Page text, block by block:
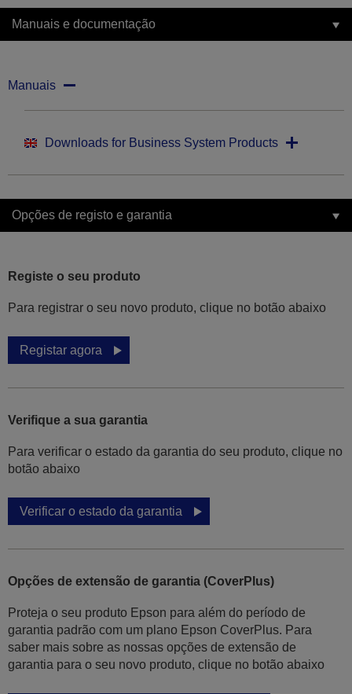
Manuais e documentação
Manuais
Downloads for Business System Products
Opções de registo e garantia
Registe o seu produto
Para registrar o seu novo produto, clique no botão abaixo
Registar agora
Verifique a sua garantia
Para verificar o estado da garantia do seu produto, clique no
botão abaixo
Verificar o estado da garantia
Opções de extensão de garantia (CoverPlus)
Proteja o seu produto Epson para além do período de
garantia padrão com um plano Epson CoverPlus. Para
saber mais sobre as nossas opções de extensão de
garantia para o seu novo produto, clique no botão abaixo